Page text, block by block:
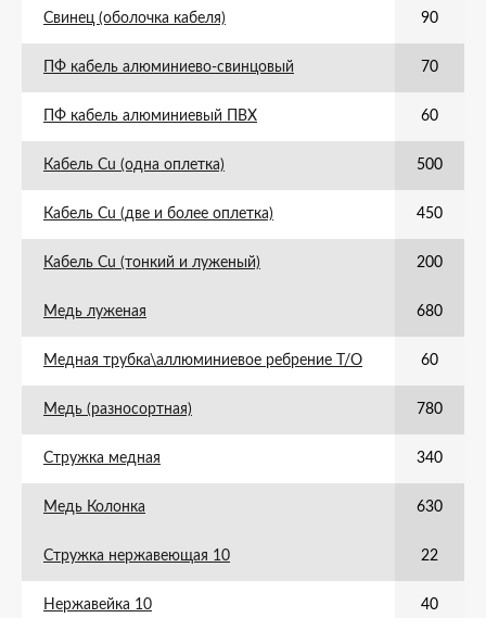
Свинец (оболочка кабеля) 90
ПФ кабель алюминиево-свинцовый 70
ПФ кабель алюминиевый ПВХ 60
Кабель Cu (одна оплетка) 500
Кабель Cu (две и более оплетка) 450
Кабель Cu (тонкий и луженый) 200
Медь луженая 680
Медная трубка\аллюминиевое ребрение Т/О 60
Медь (разносортная) 780
Стружка медная 340
Медь Колонка 630
Стружка нержавеющая 10 22
Нержавейка 10 40